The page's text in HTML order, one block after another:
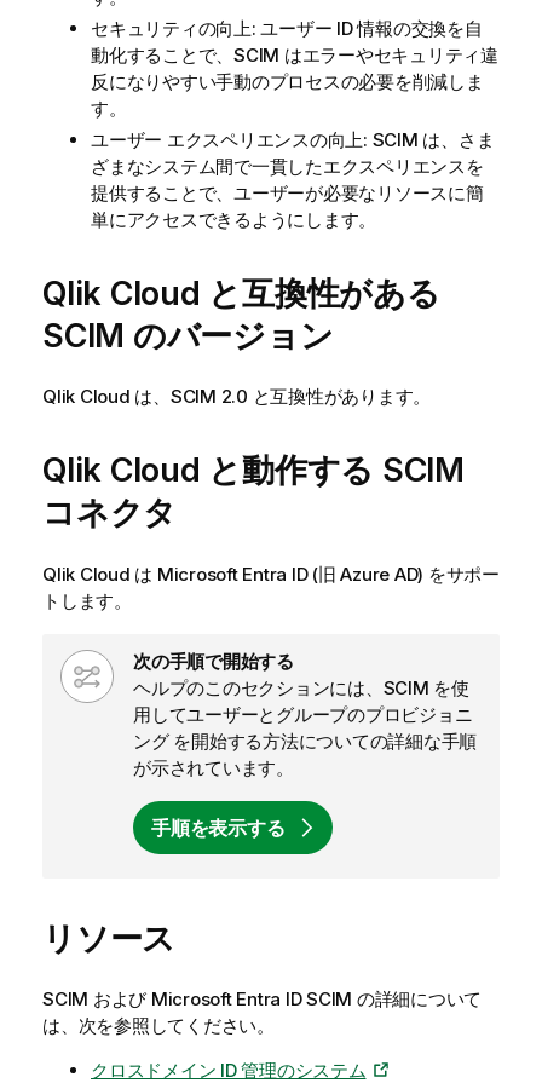
セキュリティの向上: ユーザー ID 情報の交換を自
動化することで、SCIM はエラーやセキュリティ違
反になりやすい手動のプロセスの必要を削減しま
す。
ユーザー エクスペリエンスの向上: SCIM は、さま
ざまなシステム間で一貫したエクスペリエンスを
提供することで、ユーザーが必要なリソースに簡
単にアクセスできるようにします。
Qlik Cloud と互換性がある
SCIM のバージョン
Qlik Cloud は、SCIM 2.0 と互換性があります。
Qlik Cloud と動作する SCIM
コネクタ
Qlik Cloud は Microsoft Entra ID(旧Azure AD) をサポー
トします。
W
f
-
n
o
e
次の手順で開始する
ヘルプのこのセクションには、 SCIM を使
用してユーザーとグループのプロビジョニ
ングを開始する方法についての詳細な手順
が示されています。
手順を表示する
リソース
SCIM および Microsoft Entra IDSCIM の詳細について
は、次を参照してください。
クロスドメイン ID 管理のシステム